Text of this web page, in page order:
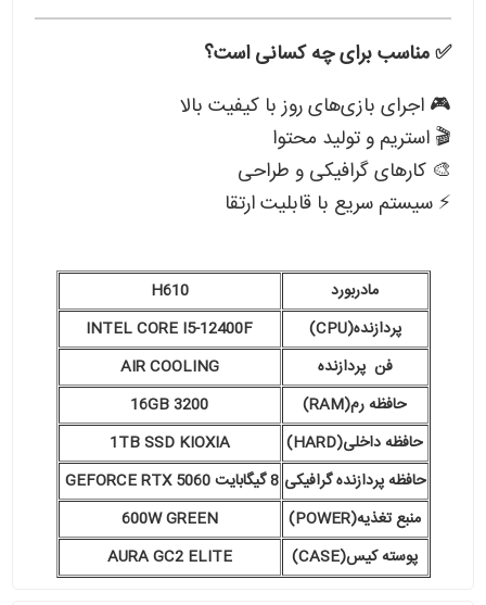
✅ مناسب برای چه کسانی است؟
🎮 اجرای بازی‌های روز با کیفیت بالا
🎬 استریم و تولید محتوا
🎨 کارهای گرافیکی و طراحی
⚡ سیستم سریع با قابلیت ارتقا
مادربورد
H610
پردازنده(CPU)
INTEL CORE I5-12400F
فن پردازنده
AIR COOLING
حافظه رم(RAM)
16GB 3200
حافظه داخلی(HARD)
1TB SSD KIOXIA
حافظه پردازنده گرافیکی 8 گیگابایت GEFORCE RTX 5060
منبع تغذیه(POWER)
600W GREEN
پوسته کیس(CASE)
AURA GC2 ELITE